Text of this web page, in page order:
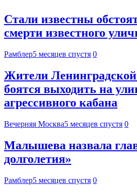
Стали известны
смерти известного
Рамблер5 месяцев спустя 0
Жители Ленинградской
боятся выходить на
агрессивного кабана
Вечерняя Москва5 месяцев спустя 0
Малышева назвала
долголетия»
Рамблер5 месяцев спустя 0